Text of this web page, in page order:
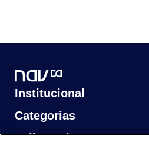
Institucional
Categorias
Saiba Mais